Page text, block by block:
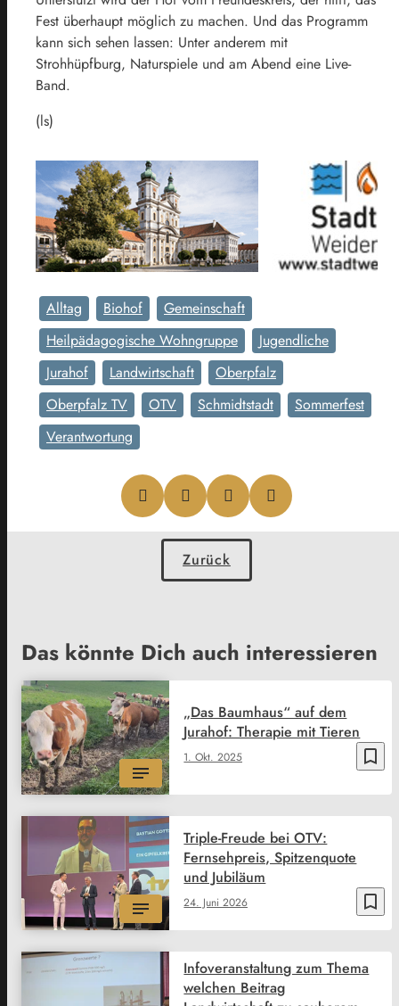
Fest überhaupt möglich zu machen. Und das Programm
kann sich sehen lassen: Unter anderem mit
Strohhüpfburg, Naturspiele und am Abend eine Live-
Band.
(ls)
Alltag Biohof
Gemeinschaft
Heilpädagogische Wohngruppe
Jugendliche
Jurahof
Landwirtschaft
Oberpfalz
Oberpfalz TV
OTV Schmidtstadt
Sommerfest
Verantwortung
Zurück
Das könnte Dich auch interessieren
bookmark_border
1. Okt. 2025
„Das Baumhaus“ auf dem
Jurahof: Therapie mit Tieren
bookmark_border
24. Juni 2026
Triple-Freude bei OTV:
Fernsehpreis, Spitzenquote
und Jubiläum
Infoveranstaltung zum Thema
welchen Beitrag